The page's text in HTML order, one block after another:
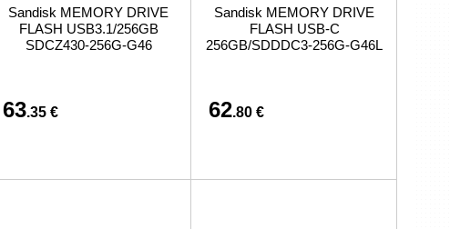
Sandisk MEMORY DRIVE
FLASH USB3.1/256GB
SDCZ430-256G-G46
63.35 €
Sandisk MEMORY DRIVE
FLASH USB-C
256GB/SDDDC3-256G-G46L
62.80 €